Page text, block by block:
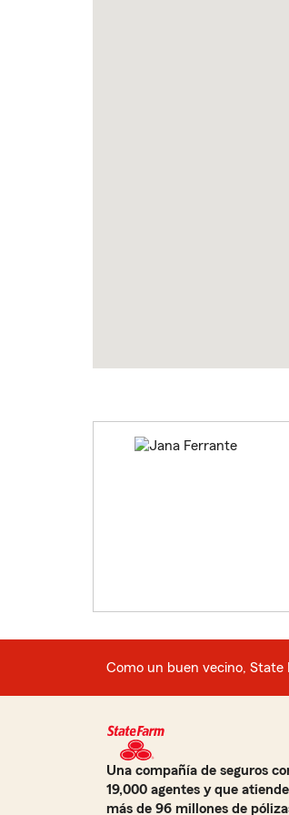
Como un buen vecino, State
Una compañía de seguros
19,000 agentes y que
más de 96 millones de